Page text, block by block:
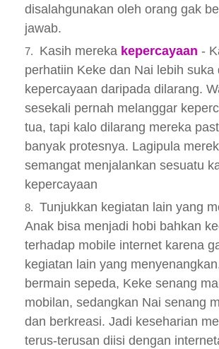
disalahgunakan oleh orang gak
jawab.
Kasih mereka kepercayaan -
perhatiin Keke dan Nai lebih suka
kepercayaan daripada dilarang.
sesekali pernah melanggar
tua, tapi kalo dilarang mereka
banyak protesnya. Lagipula
semangat menjalankan sesuatu
kepercayaan
Tunjukkan kegiatan lain yang
Anak bisa menjadi hobi bahkan
terhadap mobile internet karena
kegiatan lain yang
bermain sepeda, Keke senang
mobilan, sedangkan Nai senang
dan berkreasi. Jadi keseharian
terus-terusan diisi dengan